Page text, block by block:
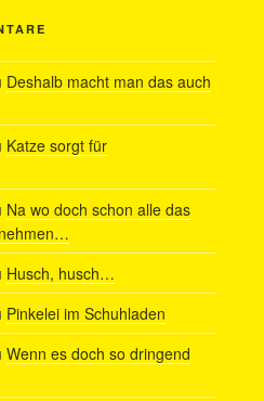
Deshalb macht man das auch
Katze sorgt für
Na wo doch schon alle das
Husch, husch…
Pinkelei im Schuhladen
Wenn es doch so dringend